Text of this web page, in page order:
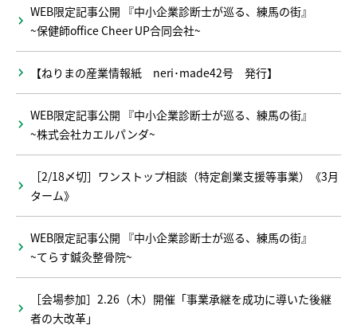
WEB限定記事公開 『中小企業診断士が巡る、練馬の街』
~保健師office Cheer UP合同会社~
【ねりまの産業情報紙 neri･made42号 発行】
WEB限定記事公開 『中小企業診断士が巡る、練馬の街』
~株式会社カエルパンダ~
［2/18〆切］ワンストップ相談（特定創業支援等事業）《3月
ターム》
WEB限定記事公開 『中小企業診断士が巡る、練馬の街』
~てらす鍼灸整骨院~
［会場参加］2.26（木）開催「事業承継を成功に導いた後継
者の大改革」